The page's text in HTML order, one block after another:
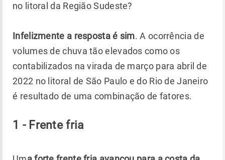
no litoral da Região Sudeste?
Infelizmente a resposta é sim. A ocorrência de
volumes de chuva tão elevados como os
contabilizados na virada de março para abril de
2022 no litoral de São Paulo e do Rio de Janeiro
é resultado de uma combinação de fatores.
1 - Frente fria